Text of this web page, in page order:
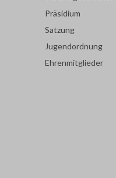
Präsidium
Satzung
Jugendordnung
Ehrenmitglieder